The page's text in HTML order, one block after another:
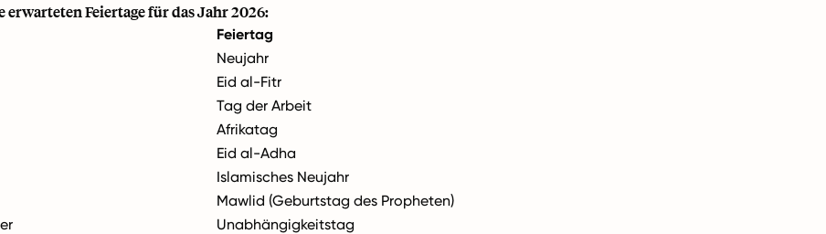
erwarteten Feiertage für das Jahr 2026:
Feiertag
Neujahr
Eid al-Fitr
Tag der Arbeit
Afrikatag
Eid al-Adha
Islamisches Neujahr
Mawlid (Geburtstag des Propheten)
Unabhängigkeitstag